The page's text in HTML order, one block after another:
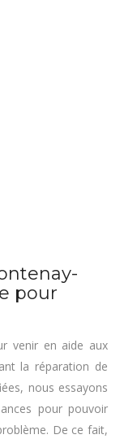
pour
venir en aide aux
la réparation de
nous essayons
pour pouvoir
De ce fait,